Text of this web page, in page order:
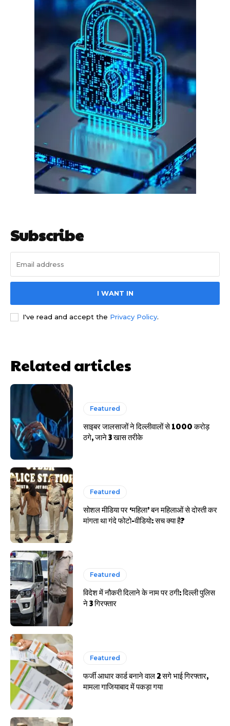
गुरुग्राम साइबर पुलिस ने बीते छह महीने में 18 बैंक कर्मचारियों को किया गिरफ्तार
इन लोगों ने लालच में आकर बैंक खाते खोलकर साइबर ठगों को उपलब्ध कराए
हर खाते के बदले मिलते थे 20 से 25 हजार
साइबर धोखाधड़ी बैंकिंग में
HIGHLIGHT
हर खाते के बदले मिलते थे 20 से 25 हजार
Subscribe
I WANT IN
I've read and accept the Privacy Policy.
Related articles
Featured
साइबर जालसाजों ने दिल्लीवालों से 1000 करोड़
ठगे, जाने 3 खास तरीके
Featured
सोशल मीडिया पर ‘महिला’ बन महिलाओं से दोस्ती कर
मांगता था गंदे फोटो-वीडियो: सच क्या है?
Featured
विदेश में नौकरी दिलाने के नाम पर ठगी: दिल्ली पुलिस
ने 3 गिरफ्तार
Featured
फर्जी आधार कार्ड बनाने वाल 2 सगे भाई गिरफ्तार,
मामला गाजियाबाद में पकड़ा गया